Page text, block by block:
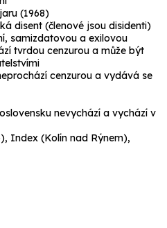
(1968)
disent (členové jsou disidenti)
samizdatovou aexilovou
tvrdou cenzurou a může být
cenzurou a vydává se
nevychází a vychází v
Index (Kolín nad Rýnem),